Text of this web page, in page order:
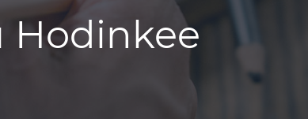
Hodinkee